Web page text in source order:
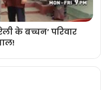
के बच्चन’ परिवार